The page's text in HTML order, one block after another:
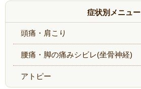
症状別メニュー
頭痛・肩こり
腰痛・脚の痛みシビレ(坐骨神経)
アトピー